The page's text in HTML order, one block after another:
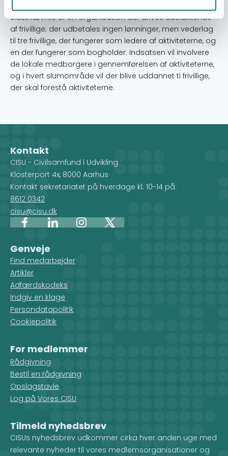
Sidstnævnte er en organisation der drives udelukkende
af frivillige; der udbetales ingen lønninger, men vederlag
til tre frivillige, der fungerer som ledere af aktiviteterne, og
en der fungerer som bogholder. Indsatsen vil involvere
de lokale medborgere i gennemførelsen af aktiviteterne,
og i hvert slumområde vil der blive uddannet ti frivillige,
der skal forestå aktiviteterne.
Kontakt
CISU - Civilsamfund i Udvikling
Klosterport 4x, 8000 Aarhus
Kontakt sekretariatet på hverdage kl. 10-14 på:
8612 0342
cisu@cisu.dk
FacebookLinkedInInstagram
X
Genveje
Find medarbejder
Artikler
Adfærdskodeks
Indgiv en klage
Persondatapolitik
Cookiepolitik
For medlemmer
Rådgivning
Bestil en rådgivning
Opslagstavle
Log på Vores CISU
Tilmeld nyhedsbrev
CISUs nyhedsbrev udkommer cirka hver anden uge med
relevante nyheder til vores medlemsorganisationer og